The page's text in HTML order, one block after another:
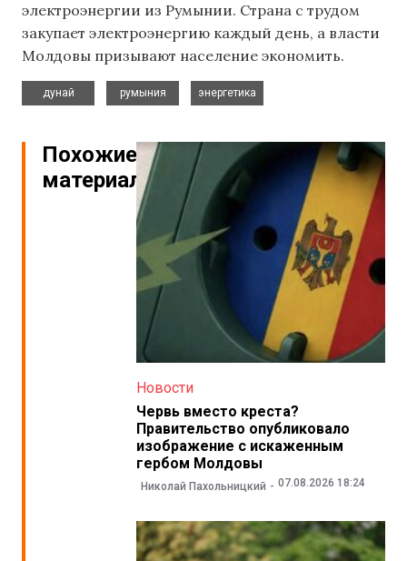
электроэнергии из Румынии. Страна с трудом
закупает электроэнергию каждый день, а власти
Молдовы призывают население экономить.
дунай
румыния
энергетика
Похожие
материалы
Новости
Червь вместо креста?
Правительство опубликовало
изображение с искаженным
гербом Молдовы
Николай Пахольницкий 07.08.2026 18:24